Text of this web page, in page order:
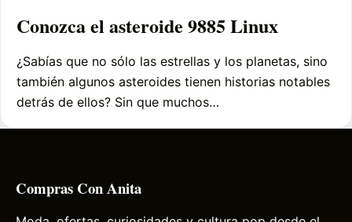
Conozca el asteroide 9885 Linux
¿Sabías que no sólo las estrellas y los planetas, sino
también algunos asteroides tienen historias notables
detrás de ellos? Sin que muchos…
Compras Con Anita